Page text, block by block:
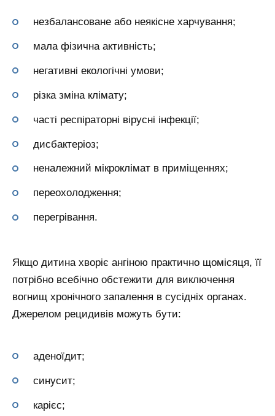
незбалансоване або неякісне харчування;
мала фізична активність;
негативні екологічні умови;
різка зміна клімату;
часті респіраторні вірусні інфекції;
дисбактеріоз;
неналежний мікроклімат в приміщеннях;
переохолодження;
перегрівання.
Якщо дитина хворіє ангіною практично щомісяця, її
потрібно всебічно обстежити для виключення
вогнищ хронічного запалення в сусідніх органах.
Джерелом рецидивів можуть бути:
аденоїдит;
синусит;
карієс;